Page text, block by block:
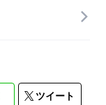
ツイート